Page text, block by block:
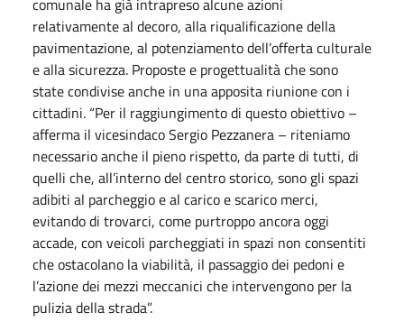
relativamente al decoro, alla riqualificazione della
pavimentazione, al potenziamento dell’offerta culturale
e alla sicurezza. Proposte e progettualità che sono
state condivise anche in una apposita riunione con i
cittadini. “Per il raggiungimento di questo obiettivo –
afferma il vicesindaco Sergio Pezzanera – riteniamo
necessario anche il pieno rispetto, da parte di tutti, di
quelli che, all’interno del centro storico, sono gli spazi
adibiti al parcheggio e al carico e scarico merci,
evitando di trovarci, come purtroppo ancora oggi
accade, con veicoli parcheggiati in spazi non consentiti
che ostacolano la viabilità, il passaggio dei pedoni e
l’azione dei mezzi meccanici che intervengono per la
pulizia della strada”.